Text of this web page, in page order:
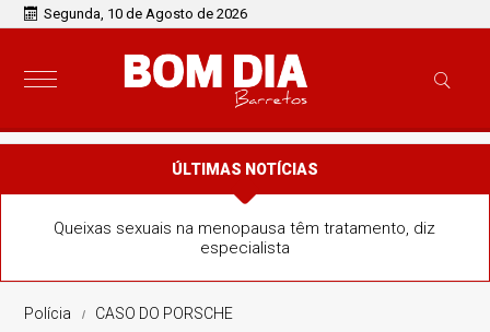
Segunda, 10 de Agosto de 2026
ÚLTIMAS NOTÍCIAS
Queixas sexuais na menopausa têm tratamento, diz
especialista
Polícia CASO DO PORSCHE